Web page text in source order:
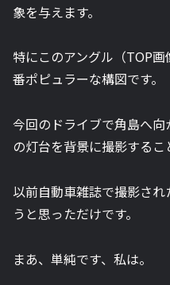
象を与えます。
特にこのアングル（TOP
番ポピュラーな構図です。
今回のドライブで角島へ
の灯台を背景に撮影するこ
以前自動車雑誌で撮影さ
うと思っただけです。
まあ、単純です、私は。